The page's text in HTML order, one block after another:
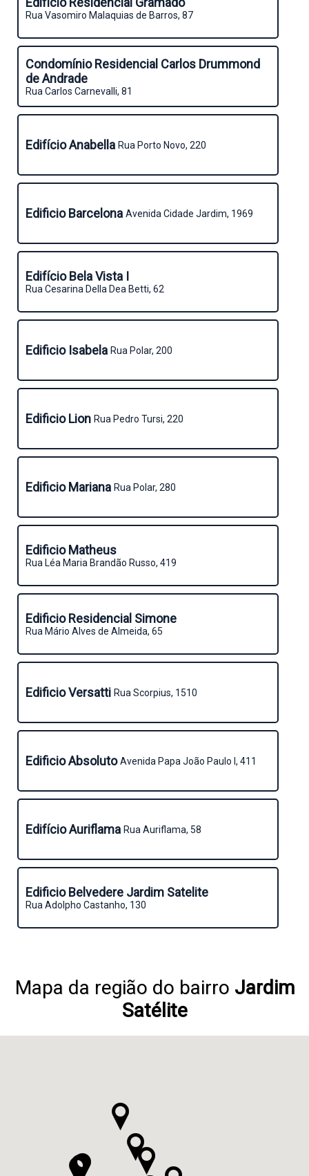
Rua Vasomiro Malaquias de Barros, 87
Condomínio Residencial Carlos Drummond
de Andrade
Rua Carlos Carnevalli, 81
Edifício Anabella Rua Porto Novo, 220
Edificio Barcelona Avenida Cidade Jardim, 1969
Edifício Bela Vista I
Rua Cesarina Della Dea Betti, 62
Edificio Isabela Rua Polar, 200
Edificio Lion Rua Pedro Tursi, 220
Edificio Mariana Rua Polar, 280
Edificio Matheus
Rua Léa Maria Brandão Russo, 419
Edificio Residencial Simone
Rua Mário Alves de Almeida, 65
Edificio Versatti Rua Scorpius, 1510
Edificio AbsolutoAvenida Papa João Paulo I, 411
Edifício Auriflama Rua Auriflama, 58
Edificio Belvedere Jardim Satelite
Rua Adolpho Castanho, 130
Mapa da região do bairro Jardim
Satélite